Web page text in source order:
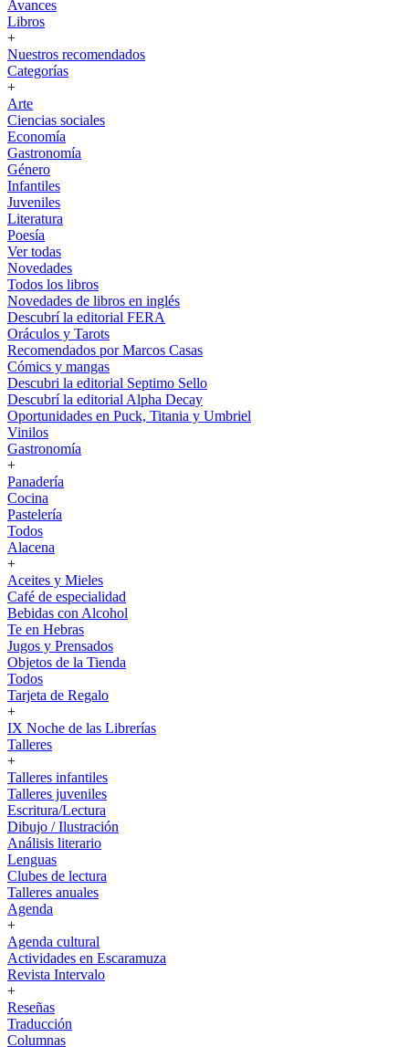
Avances
Libros
+
Nuestros recomendados
Categorías
+
Arte
Ciencias sociales
Economía
Gastronomía
Género
Infantiles
Juveniles
Literatura
Poesía
Ver todas
Novedades
Todos los libros
Novedades de libros en inglés
Descubrí la editorial FERA
Oráculos y Tarots
Recomendados por Marcos Casas
Cómics y mangas
Descubri la editorial Septimo Sello
Descubrí la editorial Alpha Decay
Oportunidades en Puck, Titania y Umbriel
Vinilos
Gastronomía
+
Panadería
Cocina
Pastelería
Todos
Alacena
+
Aceites y Mieles
Café de especialidad
Bebidas con Alcohol
Te en Hebras
Jugos y Prensados
Objetos de la Tienda
Todos
Tarjeta de Regalo
+
IX Noche de las Librerías
Talleres
+
Talleres infantiles
Talleres juveniles
Escritura/Lectura
Dibujo / Ilustración
Análisis literario
Lenguas
Clubes de lectura
Talleres anuales
Agenda
+
Agenda cultural
Actividades en Escaramuza
Revista Intervalo
+
Reseñas
Traducción
Columnas